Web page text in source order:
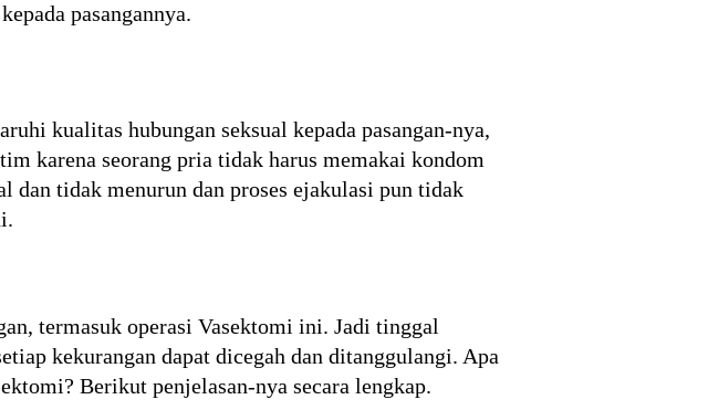
pasangannya.
kualitas hubungan seksual kepada pasangan-nya,
karena seorang pria tidak harus memakai kondom
tidak menurun dan proses ejakulasi pun tidak
termasuk operasi Vasektomi ini. Jadi tinggal
kekurangan dapat dicegah dan ditanggulangi. Apa
Berikut penjelasan-nya secara lengkap.